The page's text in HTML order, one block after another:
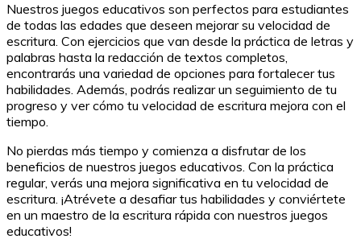
Nuestros juegos educativos son perfectos para estudiantes
de todas las edades que deseen mejorar su velocidad de
escritura. Con ejercicios que van desde la práctica de letras y
palabras hasta la redacción de textos completos,
encontrarás una variedad de opciones para fortalecer tus
habilidades. Además, podrás realizar un seguimiento de tu
progreso y ver cómo tu velocidad de escritura mejora con el
tiempo.
No pierdas más tiempo y comienza a disfrutar de los
beneficios de nuestros juegos educativos. Con la práctica
regular, verás una mejora significativa en tu velocidad de
escritura. ¡Atrévete a desafiar tus habilidades y conviértete
en un maestro de la escritura rápida con nuestros juegos
educativos!